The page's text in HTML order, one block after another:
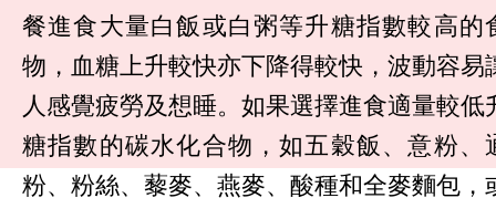
餐進食大量白飯或白粥等升糖指數較高的
物，血糖上升較快亦下降得較快，波動容易
人感覺疲勞及想睡。如果選擇進食適量較低
糖指數的碳水化合物，如五穀飯、意粉、
粉、粉絲、藜麥、燕麥、酸種和全麥麵包，